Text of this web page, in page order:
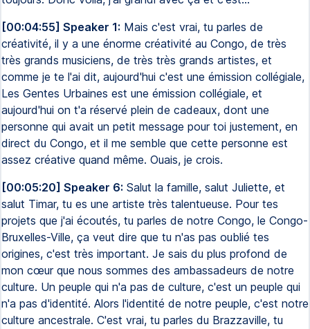
[00:04:55] Speaker 1: Mais c'est vrai, tu parles de
créativité, il y a une énorme créativité au Congo, de très
très grands musiciens, de très très grands artistes, et
comme je te l'ai dit, aujourd'hui c'est une émission collégiale,
Les Gentes Urbaines est une émission collégiale, et
aujourd'hui on t'a réservé plein de cadeaux, dont une
personne qui avait un petit message pour toi justement, en
direct du Congo, et il me semble que cette personne est
assez créative quand même. Ouais, je crois.
[00:05:20] Speaker 6: Salut la famille, salut Juliette, et
salut Timar, tu es une artiste très talentueuse. Pour tes
projets que j'ai écoutés, tu parles de notre Congo, le Congo-
Bruxelles-Ville, ça veut dire que tu n'as pas oublié tes
origines, c'est très important. Je sais du plus profond de
mon cœur que nous sommes des ambassadeurs de notre
culture. Un peuple qui n'a pas de culture, c'est un peuple qui
n'a pas d'identité. Alors l'identité de notre peuple, c'est notre
culture ancestrale. C'est vrai, tu parles du Brazzaville, tu